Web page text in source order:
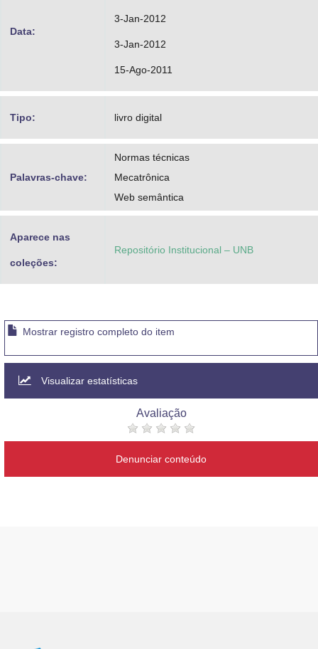
Data:
3-Jan-2012
3-Jan-2012
15-Ago-2011
Tipo: livro digital
Palavras-chave:
Normas técnicas
Mecatrônica
Web semântica
Aparece nas
coleções:
Repositório Institucional – UNB
Mostrar registro completo do item
Visualizar estatísticas
Avaliação
Denunciar conteúdo